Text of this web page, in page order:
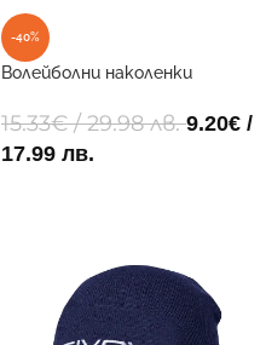
-40%
Волейболни наколенки
15.33€/ 29.98 лв.9.20€ /
17.99 лв.